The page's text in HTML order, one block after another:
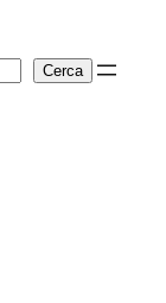
Cerca